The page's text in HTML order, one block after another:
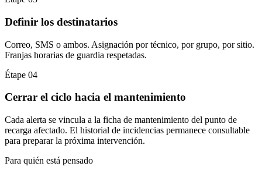
Definir los destinatarios
Correo, SMS o ambos. Asignación por técnico, por grupo, por sitio.
Franjas horarias de guardia respetadas.
Étape 04
Cerrar el ciclo hacia el mantenimiento
Cada alerta se vincula a la ficha de mantenimiento del punto de
recarga afectado. El historial de incidencias permanece consultable
para preparar la próxima intervención.
Para quién está pensado